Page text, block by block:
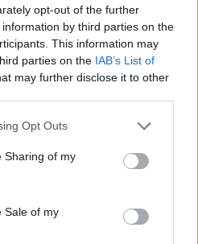
opt-out of the further
by third parties on the
This information may
parties on the IAB’s List of
may further disclose it to other
app uses one or more Google
behaviour. You may click to
and its third-party tags to
purposes in below Google
Opt Outs
Sharing of my
Sale of my